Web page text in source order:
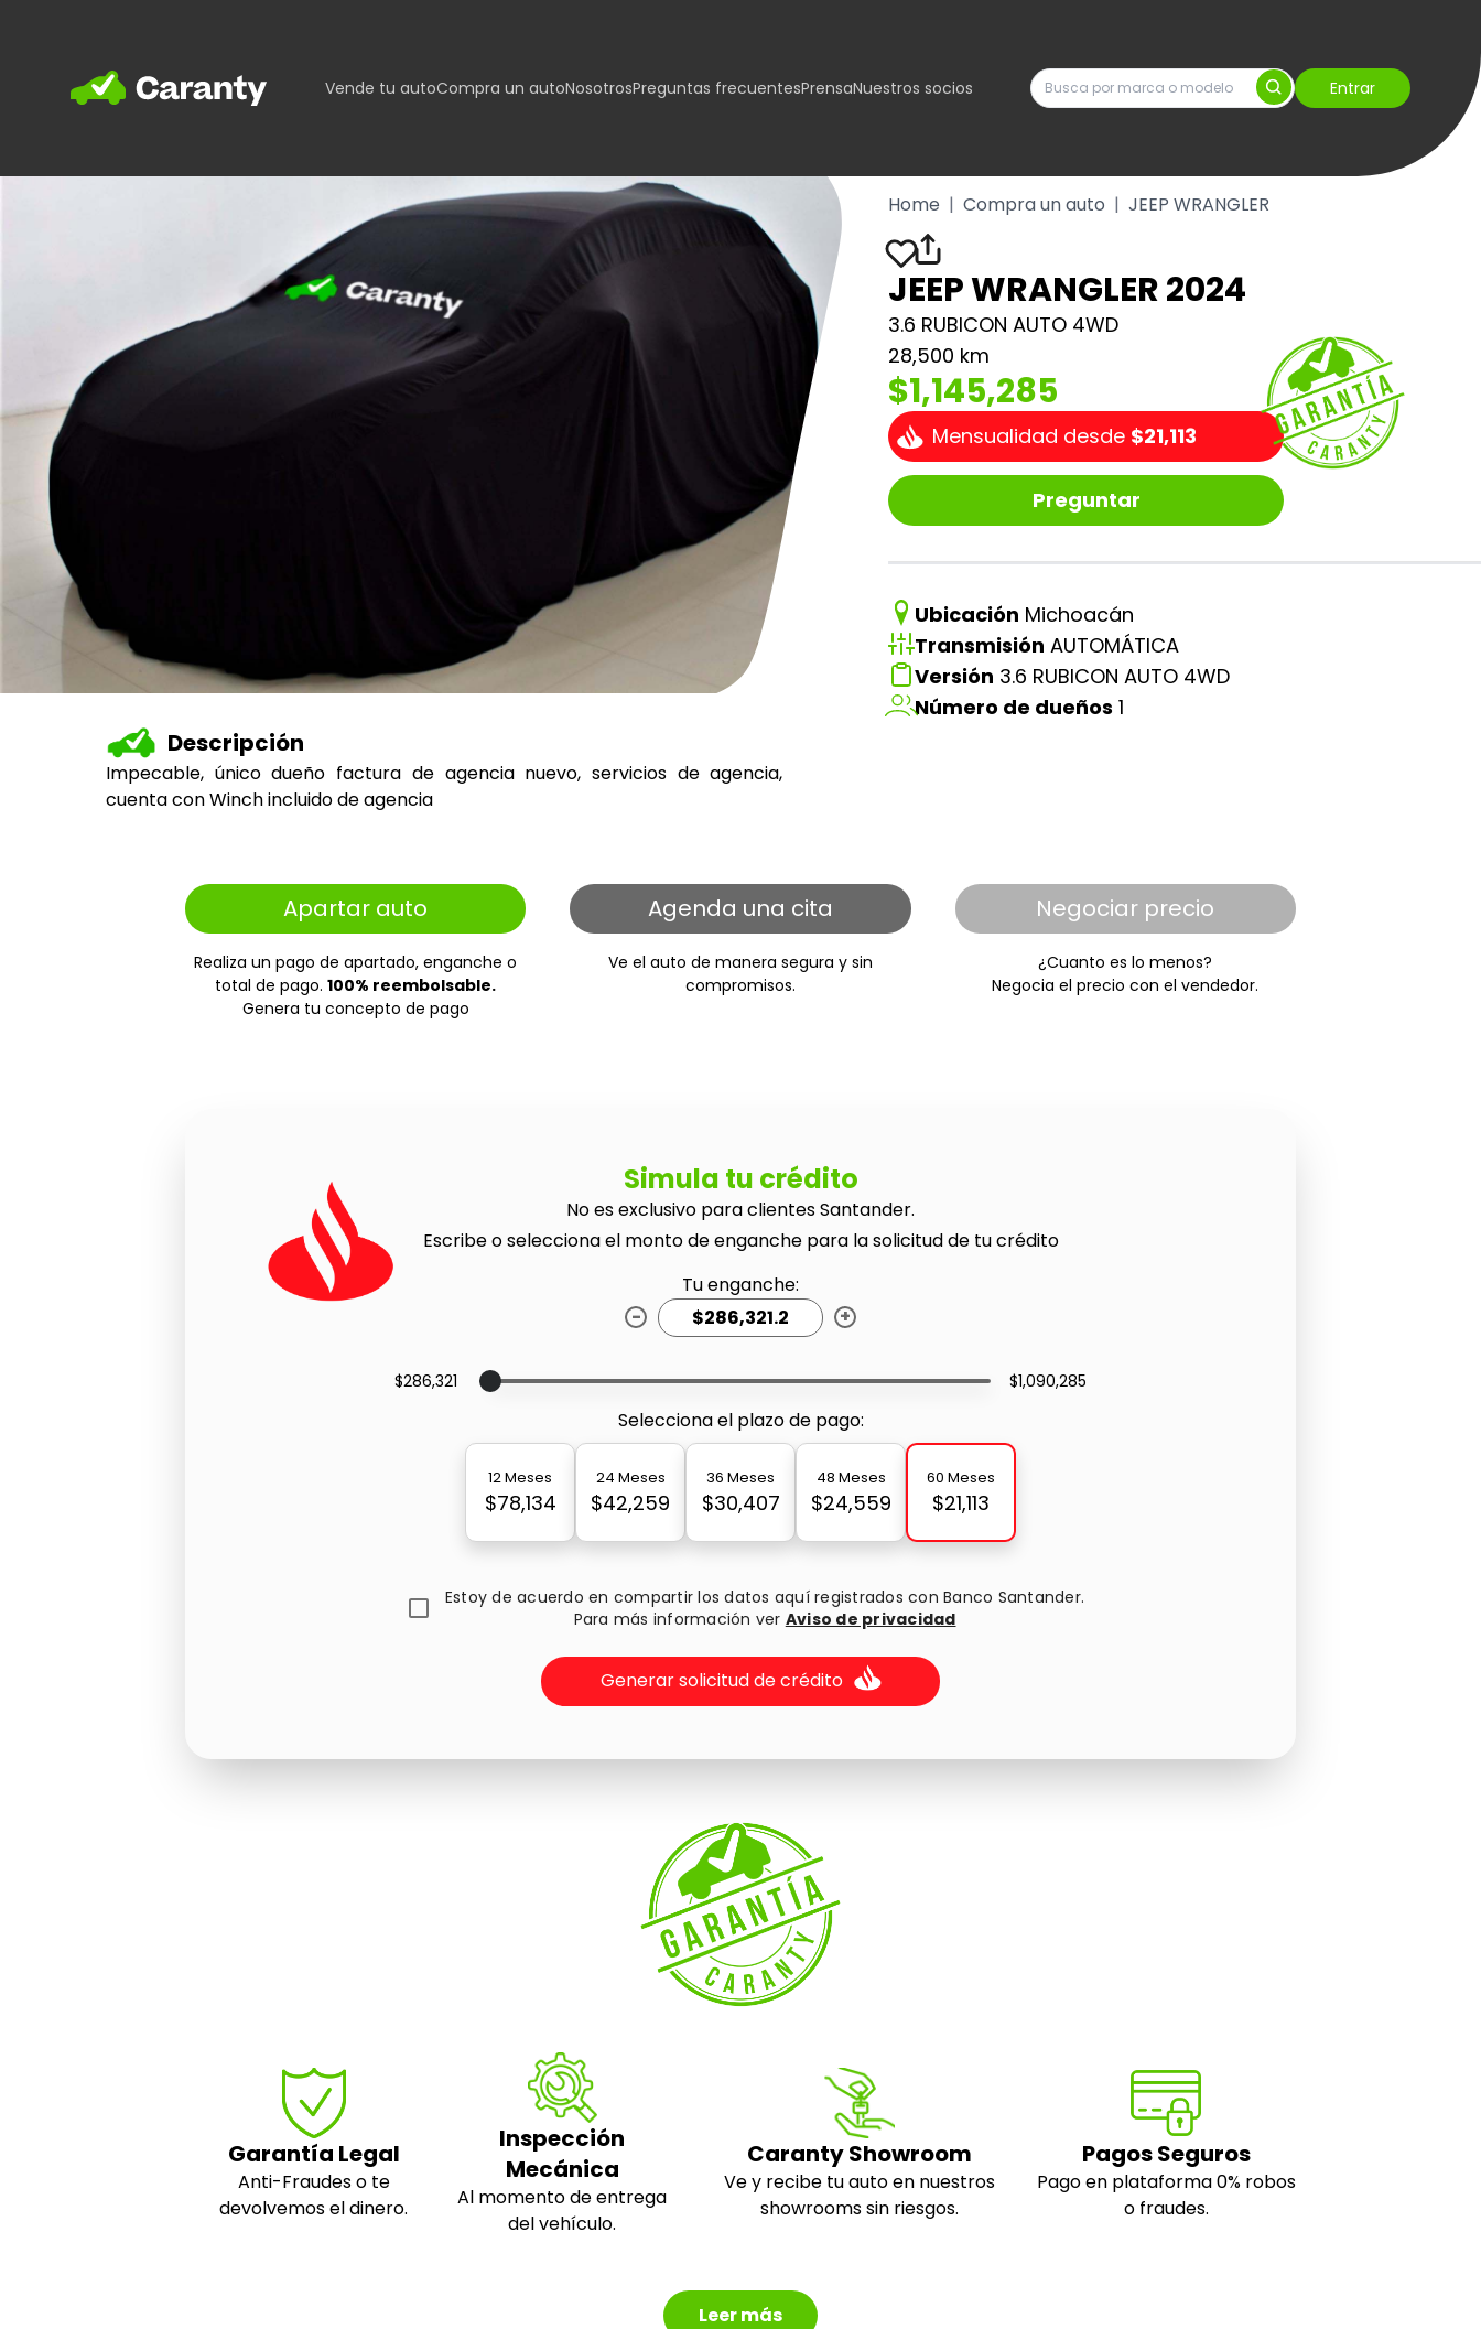
Home Vende tu autoCompra un autoNosotrosPreguntas frecuentesPrensaNuestros socios Entrar
Descripción
Impecable, único dueño factura de agencia nuevo, servicios de agencia,
cuenta con Winch incluido de agencia
Home | Compra un auto | JEEP WRANGLER
JEEP WRANGLER 2024
3.6 RUBICON AUTO 4WD
28,500 km
$1,145,285
Mensualidad desde $21,113
Preguntar
Ubicación Michoacán
Transmisión AUTOMÁTICA
Versión 3.6 RUBICON AUTO 4WD
Número de dueños 1
Apartar auto
Realiza un pago de apartado, enganche o
total de pago.100% reembolsable.
Genera tu concepto de pago
Agenda una cita
Ve el auto de manera segura y sin
compromisos.
Negociar precio
¿Cuanto es lo menos?
Negocia el precio con el vendedor.
Simula tu crédito
No es exclusivo para clientes Santander.
Escribe o selecciona el monto de enganche para la solicitud de tu crédito
Tu enganche:
-
+
$286,321 $1,090,285
Selecciona el plazo de pago:
12 Meses
$78,134
24 Meses
$42,259
36 Meses
$30,407
48 Meses
$24,559
60 Meses
$21,113
Estoy de acuerdo en compartir los datos aquí registrados con Banco Santander.
Para más información ver Aviso de privacidad
Generar solicitud de crédito
Garantía Legal
Anti-Fraudes o te
devolvemos el dinero.
Inspección
Mecánica
Al momento de entrega
del vehículo.
Caranty Showroom
Ve y recibe tu auto en nuestros
showrooms sin riesgos.
Pagos Seguros
Pago en plataforma 0% robos
o fraudes.
Leer más